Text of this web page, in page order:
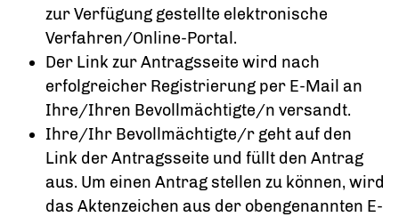
zur Verfügung gestellte elektronische
Verfahren/Online-Portal.
Der Link zur Antragsseite wird nach
erfolgreicher Registrierung per E-Mail an
Ihre/Ihren Bevollmächtigte/n versandt.
Ihre/Ihr Bevollmächtigte/r geht auf den
Link der Antragsseite und füllt den Antrag
aus. Um einen Antrag stellen zu können, wird
das Aktenzeichen aus der obengenannten E-